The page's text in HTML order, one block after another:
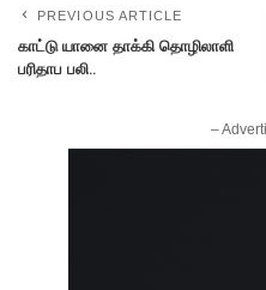
PREVIOUS ARTICLE
காட்டு யானை தாக்கி தொழிலாளி
பரிதாப பலி..
–